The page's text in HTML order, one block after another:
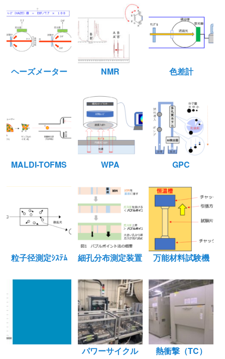
ヘーズメーター NMR 色差計
MALDI-TOFMS WPA GPC
粒子径測定ｼｽﾃﾑ 細孔分布測定装置 万能材料試験機
パワーサイクル 熱衝撃（TC）